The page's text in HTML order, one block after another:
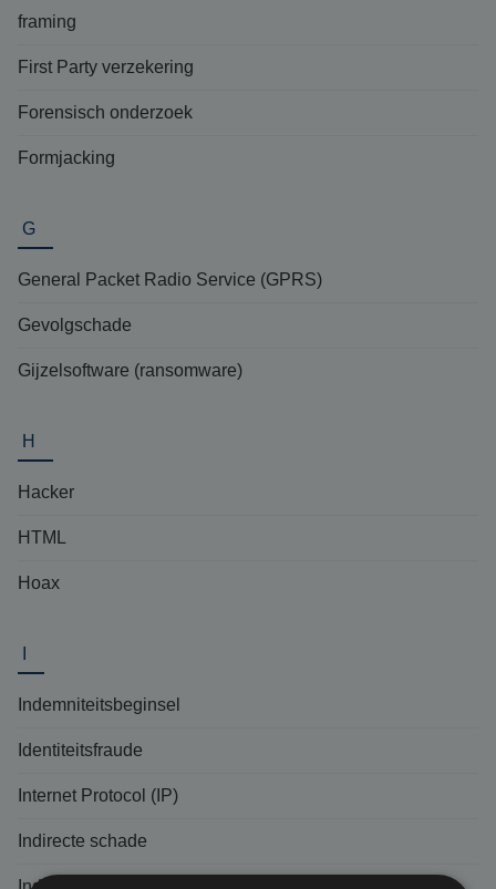
framing
First Party verzekering
Forensisch onderzoek
Formjacking
G
General Packet Radio Service (GPRS)
Gevolgschade
Gijzelsoftware (ransomware)
H
Hacker
HTML
Hoax
Indemniteitsbeginsel
Identiteitsfraude
Internet Protocol (IP)
Indirecte schade